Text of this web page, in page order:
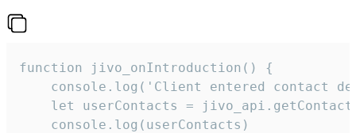
function jivo_onIntroduction() {
console.log('Client entered contact
let userContacts =
    console.log(userContacts)